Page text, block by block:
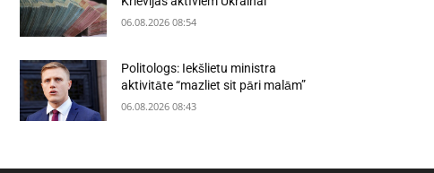
06.08.2026 08:54
Politologs: Iekšlietu ministra
aktivitāte “mazliet sit pāri malām”
06.08.2026 08:43